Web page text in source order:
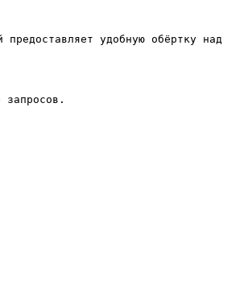
удобную обёртку над